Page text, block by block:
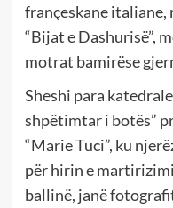
françeskane italiane,
“Bijat e Dashurisë”,
motrat bamirëse
Sheshi para
shpëtimtar i botës”
“Marie Tuci”, ku
për hirin e
ballinë, janë